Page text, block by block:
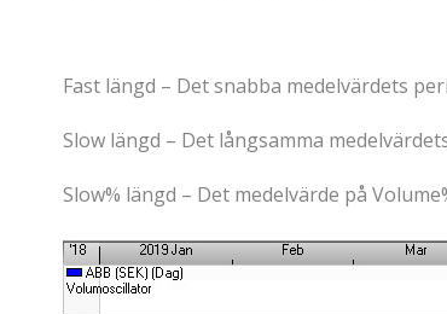
Fast längd – Det snabba medelvärdets
Slow längd – Det långsamma
Slow% längd – Det medelvärde på